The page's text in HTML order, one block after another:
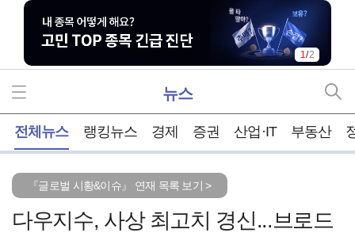
2/2
뉴스
전체뉴스 랭킹뉴스 경제 증권 산업·IT 부동산
『글로벌 시황&이슈』 연재 목록 보기 >
다우지수, 사상 최고치 경신...브로드